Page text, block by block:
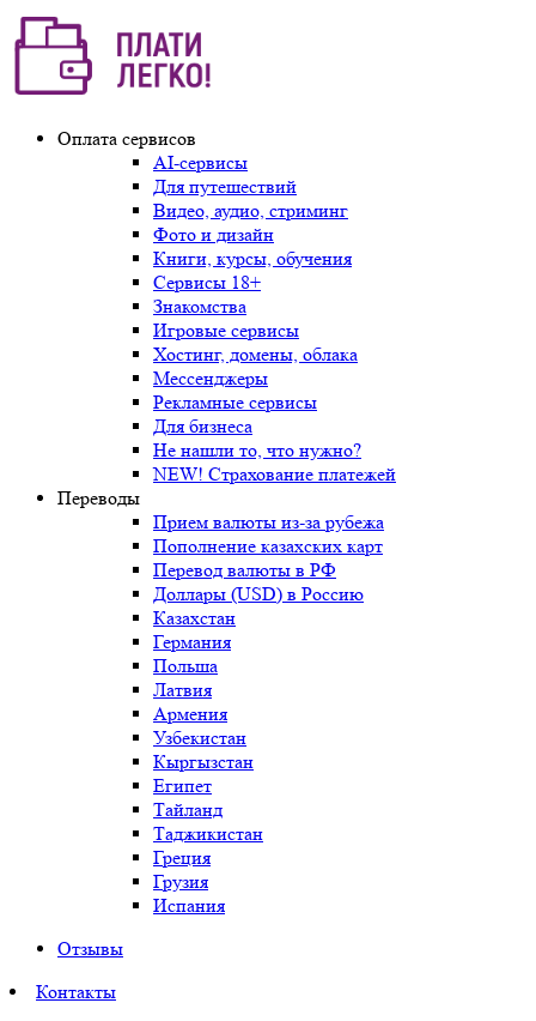
Оплата сервисов
AI-сервисы
Для путешествий
Видео, аудио, стриминг
Фото и дизайн
Книги, курсы, обучения
Сервисы 18+
Знакомства
Игровые сервисы
Хостинг, домены, облака
Мессенджеры
Рекламные сервисы
Для бизнеса
Не нашли то, что нужно?
NEW! Страхование платежей
Переводы
Прием валюты из-за рубежа
Пополнение казахских карт
Перевод валюты в РФ
Доллары (USD) в Россию
Казахстан
Германия
Польша
Латвия
Армения
Узбекистан
Кыргызстан
Египет
Тайланд
Таджикистан
Греция
Грузия
Испания
Отзывы
Контакты